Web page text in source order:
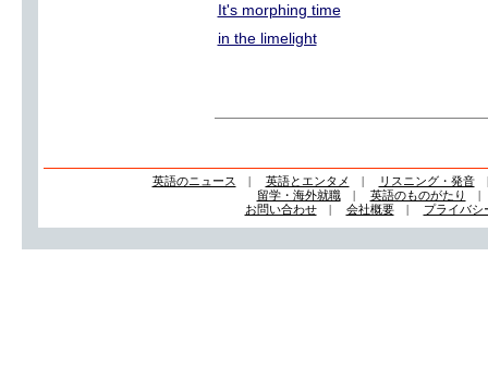
It's morphing time
in the limelight
英語のニュース | 英語とエンタメ | リスニング・発音
留学・海外就職| 英語のものがたり
お問い合わせ| 会社概要| プライバシ